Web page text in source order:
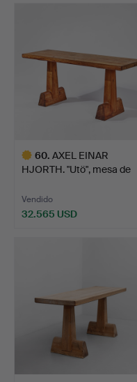
60. AXEL EINAR
HJORTH. "Utö", mesa de
Vendido
32.565 USD